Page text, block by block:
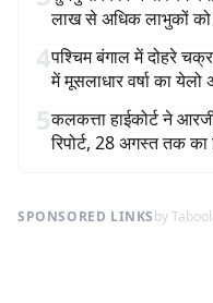
लाख से अधिक लाभुकों को
4पश्चिम बंगाल में दोहरे
में मूसलाधार वर्षा का येलो
5कलकत्ता हाईकोर्ट ने
रिपोर्ट, 28 अगस्त तक का
SPONSORED LINKSby